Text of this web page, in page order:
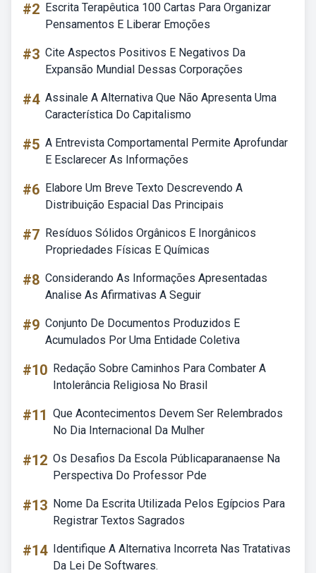
#2 Escrita Terapêutica 100 Cartas Para Organizar
Pensamentos E Liberar Emoções
#3 Cite Aspectos Positivos E Negativos Da
Expansão Mundial Dessas Corporações
#4 Assinale A Alternativa Que Não Apresenta Uma
Característica Do Capitalismo
#5 A Entrevista Comportamental Permite Aprofundar
E Esclarecer As Informações
#6 Elabore Um Breve Texto Descrevendo A
Distribuição Espacial Das Principais
#7 Resíduos Sólidos Orgânicos E Inorgânicos
Propriedades Físicas E Químicas
#8 Considerando As Informações Apresentadas
Analise As Afirmativas A Seguir
#9 Conjunto De Documentos Produzidos E
Acumulados Por Uma Entidade Coletiva
#10 Redação Sobre Caminhos Para Combater A
Intolerância Religiosa No Brasil
#11 Que Acontecimentos Devem Ser Relembrados
No Dia Internacional Da Mulher
#12 Os Desafios Da Escola Públicaparanaense Na
Perspectiva Do Professor Pde
#13 Nome Da Escrita Utilizada Pelos Egípcios Para
Registrar Textos Sagrados
#14 Identifique A Alternativa Incorreta Nas Tratativas
Da Lei De Softwares.